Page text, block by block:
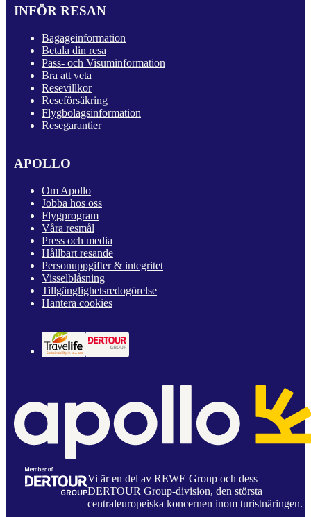
INFÖR RESAN
Bagageinformation
Betala din resa
Pass- och Visuminformation
Bra att veta
Resevillkor
Reseförsäkring
Flygbolagsinformation
Resegarantier
APOLLO
Om Apollo
Jobba hos oss
Flygprogram
Våra resmål
Press och media
Hållbart resande
Personuppgifter & integritet
Visselblåsning
Tillgänglighetsredogörelse
Hantera cookies
Vi är en del av REWE Group och dess
DERTOUR Group-division, den största
centraleuropeiska koncernen inom turistnäringen.